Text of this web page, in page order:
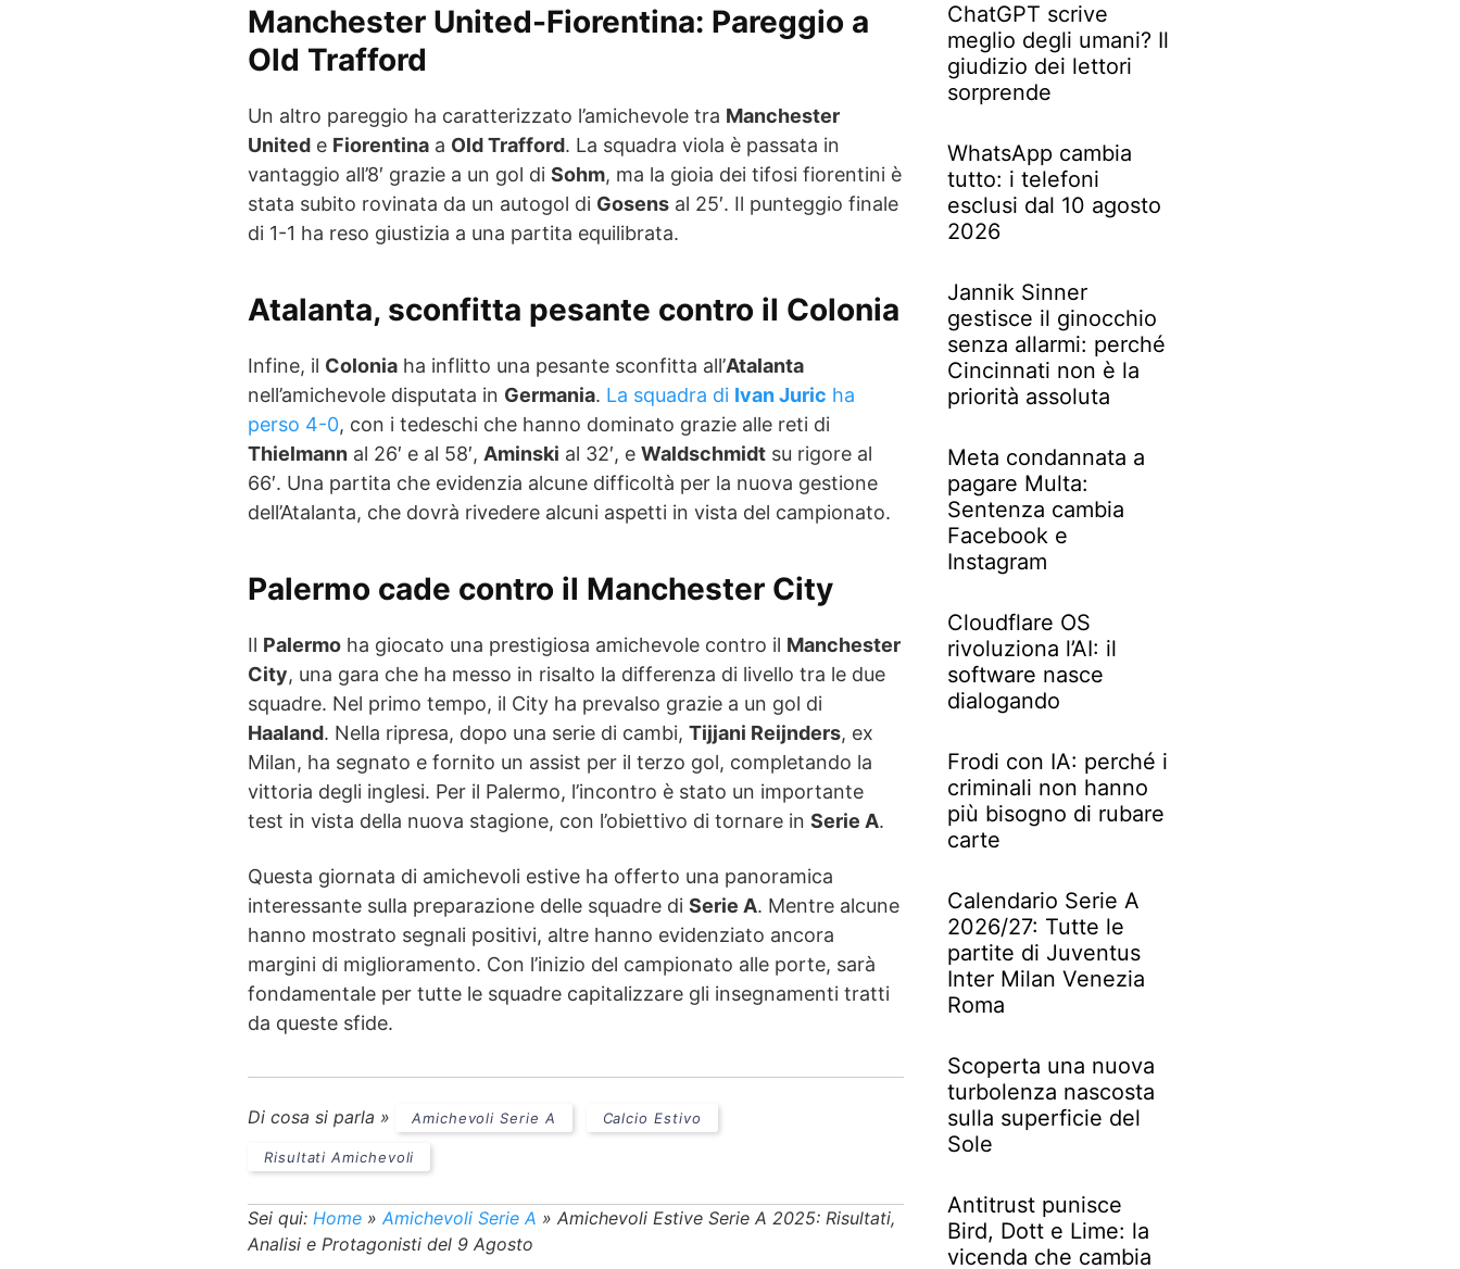
Manchester United-Fiorentina: Pareggio a
Old Trafford
Un altro pareggio ha caratterizzato l’amichevole tra Manchester
United e Fiorentina a Old Trafford. La squadra viola è passata in
vantaggio all’8′ grazie a un gol di Sohm, ma la gioia dei tifosi fiorentini è
stata subito rovinata da un autogol di Gosens al 25′. Il punteggio finale
di 1-1 ha reso giustizia a una partita equilibrata.
Atalanta, sconfitta pesante contro il Colonia
Infine, il Colonia ha inflitto una pesante sconfitta all’Atalanta
nell’amichevole disputata in Germania. La squadra di Ivan Juric ha
perso 4-0, con i tedeschi che hanno dominato grazie alle reti di
Thielmann al 26′ e al 58′, Aminski al 32′, e Waldschmidt su rigore al
66′. Una partita che evidenzia alcune difficoltà per la nuova gestione
dell’Atalanta, che dovrà rivedere alcuni aspetti in vista del campionato.
Palermo cade contro il Manchester City
Il Palermo ha giocato una prestigiosa amichevole contro il Manchester
City, una gara che ha messo in risalto la differenza di livello tra le due
squadre. Nel primo tempo, il City ha prevalso grazie a un gol di
Haaland. Nella ripresa, dopo una serie di cambi, Tijjani Reijnders, ex
Milan, ha segnato e fornito un assist per il terzo gol, completando la
vittoria degli inglesi. Per il Palermo, l’incontro è stato un importante
test in vista della nuova stagione, con l’obiettivo di tornare in Serie A.
Questa giornata di amichevoli estive ha offerto una panoramica
interessante sulla preparazione delle squadre di Serie A. Mentre alcune
hanno mostrato segnali positivi, altre hanno evidenziato ancora
margini di miglioramento. Con l’inizio del campionato alle porte, sarà
fondamentale per tutte le squadre capitalizzare gli insegnamenti tratti
da queste sfide.
Di cosa si parla » Amichevoli Serie A Calcio Estivo
Risultati Amichevoli
Sei qui: Home » Amichevoli Serie A » Amichevoli Estive Serie A 2025: Risultati,
Analisi e Protagonisti del 9 Agosto
ChatGPT scrive
meglio degli umani? Il
giudizio dei lettori
sorprende
WhatsApp cambia
tutto: i telefoni
esclusi dal 10 agosto
2026
Jannik Sinner
gestisce il ginocchio
senza allarmi: perché
Cincinnati non è la
priorità assoluta
Meta condannata a
pagare Multa:
Sentenza cambia
Facebook e
Instagram
Cloudflare OS
rivoluziona l’AI: il
software nasce
dialogando
Frodi con IA: perché i
criminali non hanno
più bisogno di rubare
carte
Calendario Serie A
2026/27: Tutte le
partite di Juventus
Inter Milan Venezia
Roma
Scoperta una nuova
turbolenza nascosta
sulla superficie del
Sole
Antitrust punisce
Bird, Dott e Lime: la
vicenda che cambia